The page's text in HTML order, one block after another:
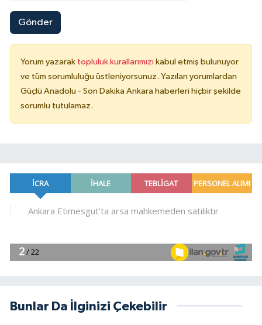
Gönder
Yorum yazarak topluluk kurallarımızı kabul etmiş bulunuyor
ve tüm sorumluluğu üstleniyorsunuz. Yazılan yorumlardan
Güçlü Anadolu - Son Dakika Ankara haberleri hiçbir şekilde
sorumlu tutulamaz.
Bunlar Da İlginizi Çekebilir